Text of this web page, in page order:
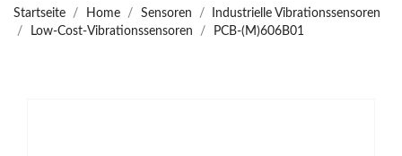
Startseite Home Sensoren
Industrielle Vibrationssensoren
Low-Cost-Vibrationssensoren
PCB-(M)606B01